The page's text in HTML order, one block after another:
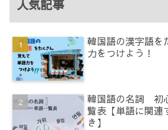
人気記事
韓国語の漢字語を
力をつけよう！
韓国語の名詞 初
覧表【単語に関連
き】